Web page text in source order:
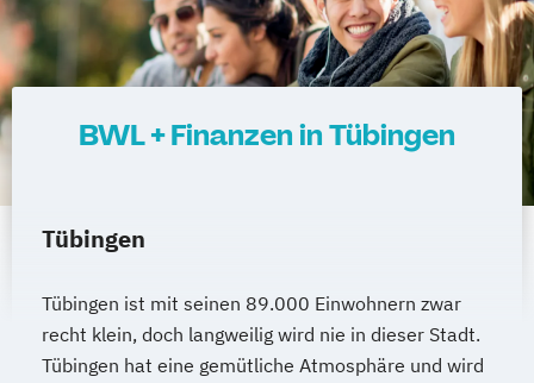
BWL + Finanzen in Tübingen
Tübingen
Tübingen ist mit seinen 89.000 Einwohnern zwar
recht klein, doch langweilig wird nie in dieser Stadt.
Tübingen hat eine gemütliche Atmosphäre und wird